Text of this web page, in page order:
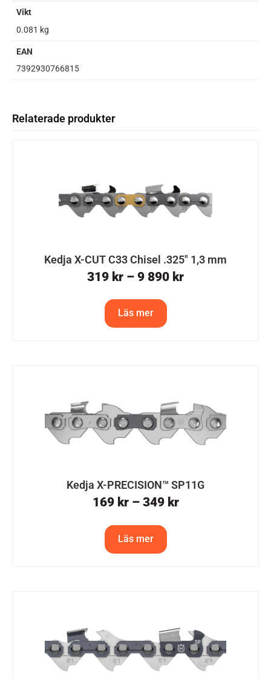
Vikt
0.081 kg
EAN
7392930766815
Relaterade produkter
Kedja X-CUT C33 Chisel .325″ 1,3 mm
319 kr – 9 890 kr
Läs mer
Kedja X-PRECISION™ SP11G
169 kr – 349 kr
Läs mer